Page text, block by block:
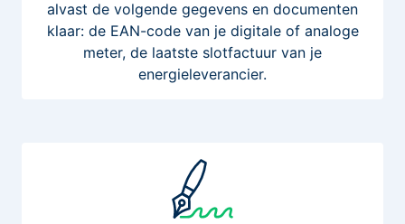
alvast de volgende gegevens en documenten
klaar: de EAN-code van je digitale of analoge
meter, de laatste slotfactuur van je
energieleverancier.